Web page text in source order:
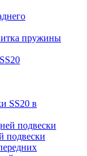
пружины
SS20 в
подвески
подвески